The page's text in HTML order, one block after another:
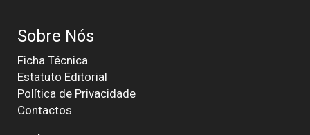
Sobre Nós
Ficha Técnica
Estatuto Editorial
Política de Privacidade
Contactos